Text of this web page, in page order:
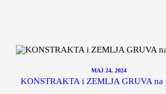
MAJ 24, 2024
KONSTRAKTA i ZEMLJA GRUVA